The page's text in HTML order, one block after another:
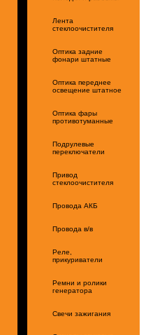
Лента
стеклоочистителя
Оптика задние
фонари штатные
Оптика переднее
освещение штатное
Оптика фары
противотуманные
Подрулевые
переключатели
Привод
стеклоочистителя
Провода АКБ
Провода в/в
Реле,
прикуриватели
Ремни и ролики
генератора
Свечи зажигания